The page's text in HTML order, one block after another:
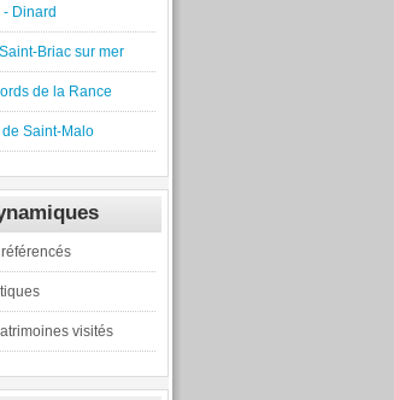
Dinard
Briac sur mer
de la Rance
Saint-Malo
visités